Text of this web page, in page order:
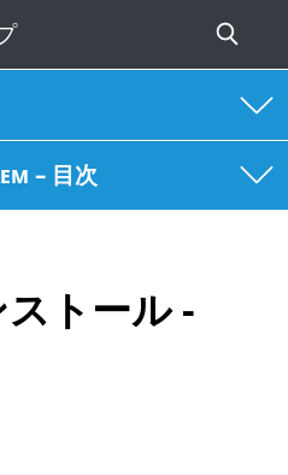
– 目次
トール -